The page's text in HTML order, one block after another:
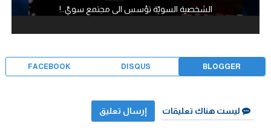
الشخصية السويّة تؤسس الى مجتمع سويّ..!
BLOGGER
DISQUS
FACEBOOK
ليست هناك تعليقات إرسال تعليق